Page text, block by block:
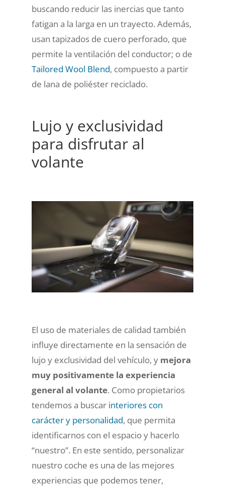
buscando reducir las inercias que tanto
fatigan a la larga en un trayecto. Además,
usan tapizados de cuero perforado, que
permite la ventilación del conductor; o de
Tailored Wool Blend, compuesto a partir
de lana de poliéster reciclado.
Lujo y exclusividad
para disfrutar al
volante
El uso de materiales de calidad también
influye directamente en la sensación de
lujo y exclusividad del vehículo, y mejora
muy positivamente la experiencia
general al volante. Como propietarios
tendemos a buscar interiores con
carácter y personalidad, que permita
identificarnos con el espacio y hacerlo
“nuestro”. En este sentido, personalizar
nuestro coche es una de las mejores
experiencias que podemos tener,